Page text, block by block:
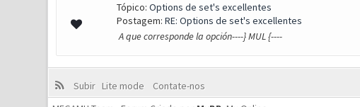
Tópico: Options de set's excellentes
Postagem: RE: Options de set's excellentes
A que corresponde la opción----} MUL {----
Subir Lite mode
Contate-nos